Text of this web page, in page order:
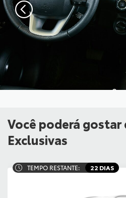
Você poderá gostar
Exclusivas
TEMPO RESTANTE: 22 DIAS